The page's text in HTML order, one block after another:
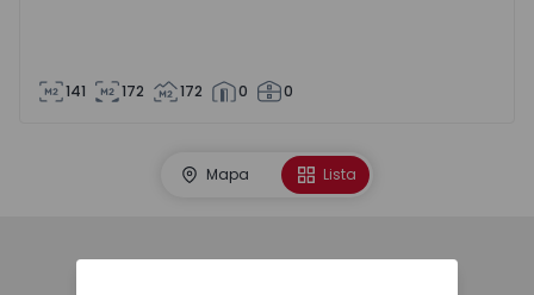
141 172 172 0 0
Mapa Lista